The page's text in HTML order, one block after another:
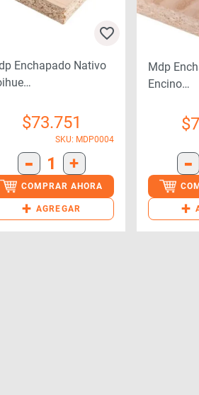
Enchapado Nativo
$73.751
SKU: MDP0004
- 1 +
COMPRAR AHORA
+ AGREGAR
Mdp
Encino
$
-
+